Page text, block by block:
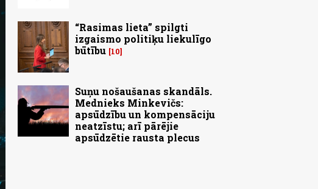
“Rasimas lieta” spilgti
izgaismo politiķu liekulīgo
būtību 10
Suņu nošaušanas skandāls.
Mednieks Minkevičs:
apsūdzību un kompensāciju
neatzīstu; arī pārējie
apsūdzētie rausta plecus